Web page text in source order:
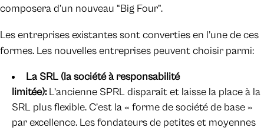
composera d’un nouveau “Big Four”.
Les entreprises existantes sont converties en l’une de ces
formes. Les nouvelles entreprises peuvent choisir parmi:
La SRL (la société à responsabilité
limitée): L’ancienne SPRL disparaît et laisse la place à la
SRL plus flexible. C’est la « forme de société de base »
par excellence. Les fondateurs de petites et moyennes